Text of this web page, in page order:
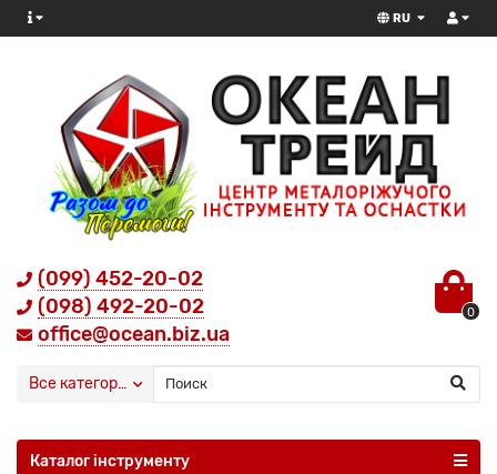
RU
(099) 452-20-02
(098) 492-20-02
office@ocean.biz.ua
0
Все категории
Каталог інструменту